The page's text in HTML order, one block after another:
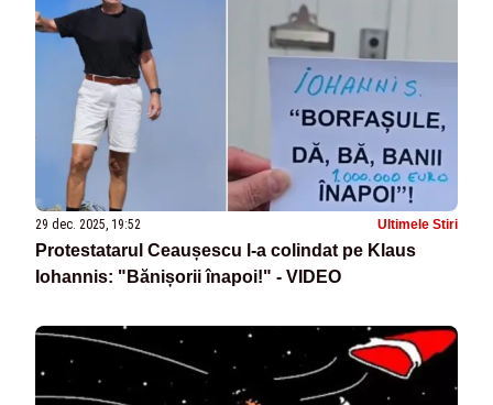
29 dec. 2025, 19:52 Ultimele Stiri
Protestatarul Ceaușescu l-a colindat pe Klaus
Iohannis: "Bănișorii înapoi!" - VIDEO